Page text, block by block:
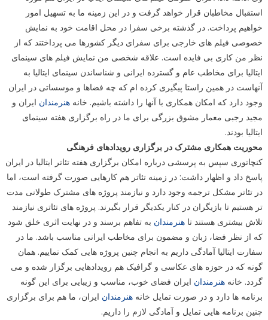
استقبال مخاطبان قرار خواهد گرفت و در این زمینه ما به تسهیل امور
خواهیم پرداخت. در گذشته برخی سفرا در محل اقامت خود به نمایش
خصوصی فیلم های خارجی برای سفرای دیگر کشورها می پرداختند که از
نظر من کاری بی فایده است. علاقه شخصی من نمایش فیلم های سینمای
ایتالیا برای مخاطب عام و گسترده ایرانی و شناساندن سینمای ایتالیا به
آنهاست در همین راستا پیگیری کرده ام که چه فضاها و موسساتی در ایران
وجود دارد که امکان همکاری با آنها را داشته باشیم. خانه هنرمندان ایران و
مجید رجبی معمار مشوق بزرگی برای ما در راه برگزاری هفته سینمای
ایتالیا بودند.
محوریت همکاری مشترک در برگزاری رویدادهای فرهنگی
کنچاتوری سپس به پرسشی درباره امکان برگزاری هفته تئاتر ایتالیا در ایران
پاسخ داد و اظهار داشت: در زمینه تئاتر هم کارهایی صورت گرفته است، اما
در تئاتر مشکل ترجمه وجود دارد و نیازمند پروژه های مشترک طولانی مدت
تر هستیم تا بازیگران در کنار یکدیگر قرار بگیرند. پروژه های تئاتری نیازمند
تلاش بیشتری هستند تا هنرمندان به تفاهم برسند و در نهایت اثری خلق شود
که از نظر فضا، زبان و مضمون برای مخاطب ایرانی مناسب باشد. ما در
سفارت ایتالیا آمادگی داریم به انجام چنین پروژه هایی کمک نماییم. همان
گونه که در حوزه های عکاسی و گرافیک هم رویدادهایی برگزار شده و می
گردد. خانه هنرمندان ایران فضای خوب، مناسب و زیبایی برای این گونه
برنامه ها دارد و در صورت تمایل خانه هنرمندان ایران، ما هم برای برگزاری
چنین برنامه هایی تمایل و آمادگی لازم را داریم.